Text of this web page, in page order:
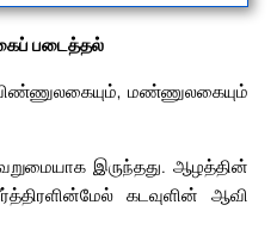
படைத்தல்
மண்ணுலகையும்
இருந்தது. ஆழத்தின்
கடவுளின் ஆவி